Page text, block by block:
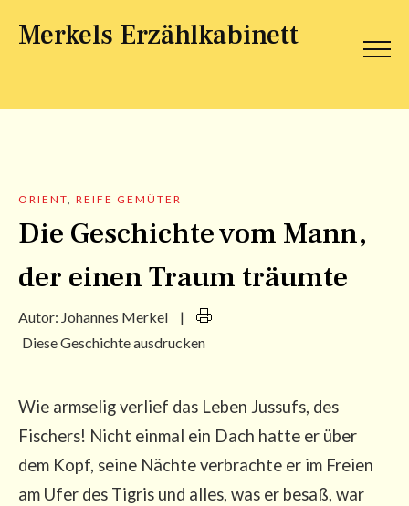
Merkels Erzählkabinett
ORIENT, REIFE GEMÜTER
Die Geschichte vom Mann,
der einen Traum träumte
Autor: Johannes Merkel
|
Diese Geschichte ausdrucken
Wie arm­se­lig ver­lief das Leben Jus­sufs, des
Fischers! Nicht ein­mal ein Dach hat­te er über
dem Kopf, sei­ne Näch­te ver­brach­te er im Frei­en
am Ufer des Tigris und alles, was er besaß, war